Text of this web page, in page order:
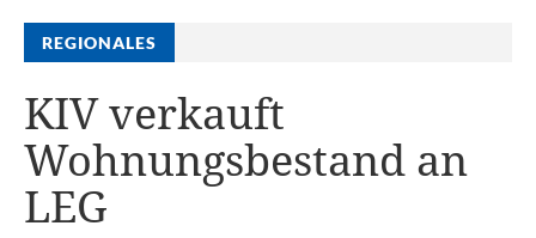
REGIONALES
KIV verkauft
Wohnungsbestand an
LEG